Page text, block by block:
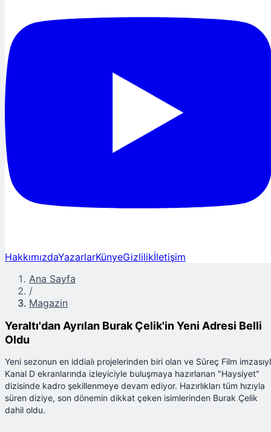
HakkımızdaYazarlarKünyeGizlilikİletişim
Ana Sayfa
/
Magazin
Yeraltı'dan Ayrılan Burak Çelik'in Yeni Adresi Belli
Oldu
Yeni sezonun en iddialı projelerinden biri olan ve Süreç Film
Kanal D ekranlarında izleyiciyle buluşmaya hazırlanan "Haysiyet"
dizisinde kadro şekillenmeye devam ediyor. Hazırlıkları tüm hızıyla
süren diziye, son dönemin dikkat çeken isimlerinden Burak Çelik
dahil oldu.